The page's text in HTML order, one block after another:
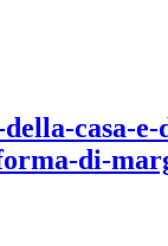
casa-
di-